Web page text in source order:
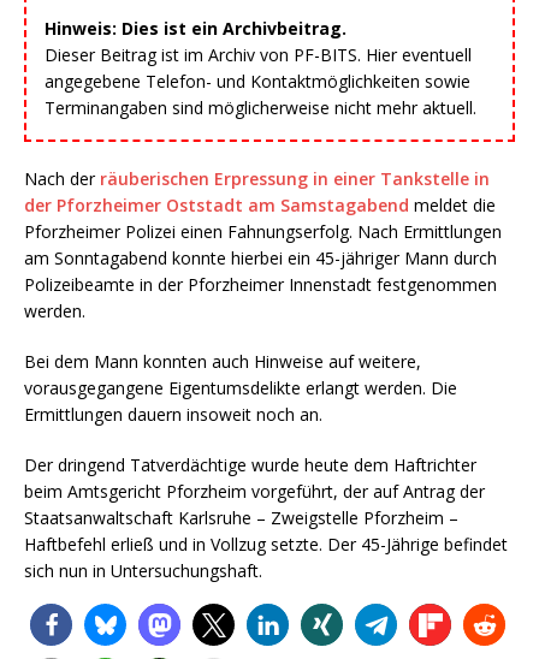
Hinweis: Dies ist ein Archivbeitrag.
Dieser Beitrag ist im Archiv von PF-BITS. Hier eventuell
angegebene Telefon- und Kontaktmöglichkeiten sowie
Terminangaben sind möglicherweise nicht mehr aktuell.
Nach der räuberischen Erpressung in einer Tankstelle in
der Pforzheimer Oststadt am Samstagabend meldet die
Pforzheimer Polizei einen Fahnungserfolg. Nach Ermittlungen
am Sonntagabend konnte hierbei ein 45-jähriger Mann durch
Polizeibeamte in der Pforzheimer Innenstadt festgenommen
werden.
Bei dem Mann konnten auch Hinweise auf weitere,
vorausgegangene Eigentumsdelikte erlangt werden. Die
Ermittlungen dauern insoweit noch an.
Der dringend Tatverdächtige wurde heute dem Haftrichter
beim Amtsgericht Pforzheim vorgeführt, der auf Antrag der
Staatsanwaltschaft Karlsruhe – Zweigstelle Pforzheim –
Haftbefehl erließ und in Vollzug setzte. Der 45-Jährige befindet
sich nun in Untersuchungshaft.